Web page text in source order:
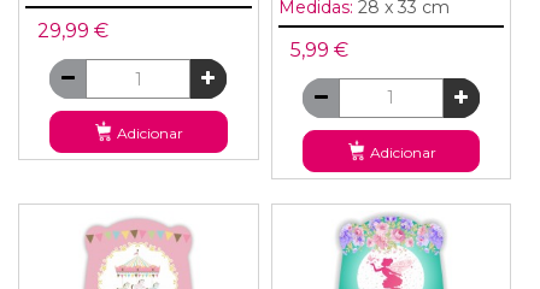
29,99 €
Adicionar
Medidas: 28 x 33 cm
5,99 €
Adicionar